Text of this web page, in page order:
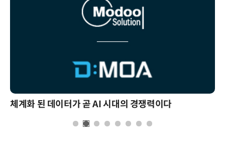
체계화 된 데이터가 곧 AI 시대의 경쟁력이다